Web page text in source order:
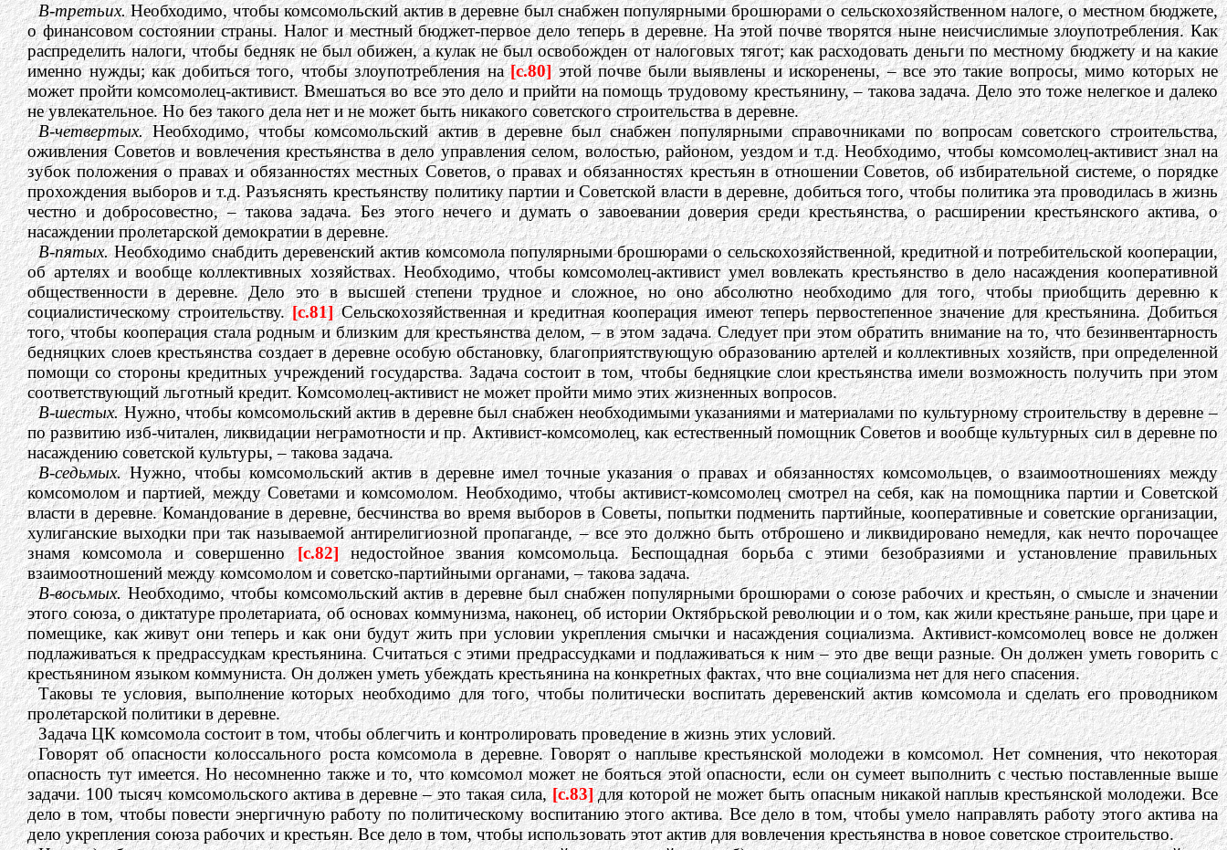
В-третьих.Необходимо, чтобы комсомольский актив в деревне был снабжен популярными брошюрами о сельскохозяйственном налоге, о местном бюджете,
о финансовом состоянии страны. Налог и местный бюджет-первое дело теперь в деревне. На этой почве творятся ныне неисчислимые злоупотребления. Как
распределить налоги, чтобы бедняк не был обижен, а кулак не был освобожден от налоговых тягот; как расходовать деньги по местному бюджету и на какие
именно нужды; как добиться того, чтобы злоупотребления на[c.80] этой почве были выявлены и искоренены, – все это такие вопросы, мимо которых не
может пройти комсомолец-активист. Вмешаться во все это дело и прийти на помощь трудовому крестьянину, – такова задача. Дело это тоже нелегкое и далеко
не увлекательное. Но без такого дела нет и не может быть никакого советского строительства в деревне.
В-четвертых.Необходимо, чтобы комсомольский актив в деревне был снабжен популярными справочниками по вопросам советского строительства,
оживления Советов и вовлечения крестьянства в дело управления селом, волостью, районом, уездом и т.д. Необходимо, чтобы комсомолец-активист знал на
зубок положения о правах и обязанностях местных Советов, о правах и обязанностях крестьян в отношении Советов, об избирательной системе, о порядке
прохождения выборов и т.д. Разъяснять крестьянству политику партии и Советской власти в деревне, добиться того, чтобы политика эта проводилась в жизнь
честно и добросовестно, – такова задача. Без этого нечего и думать о завоевании доверия среди крестьянства, о расширении крестьянского актива, о
насаждении пролетарской демократии в деревне.
В-пятых.Необходимо снабдить деревенский актив комсомола популярными брошюрами о сельскохозяйственной, кредитной и потребительской кооперации,
об артелях и вообще коллективных хозяйствах. Необходимо, чтобы комсомолец-активист умел вовлекать крестьянство в дело насаждения кооперативной
общественности в деревне. Дело это в высшей степени трудное и сложное, но оно абсолютно необходимо для того, чтобы приобщить деревню к
социалистическому строительству.[c.81] Сельскохозяйственная и кредитная кооперация имеют теперь первостепенное значение для крестьянина. Добиться
того, чтобы кооперация стала родным и близким для крестьянства делом, – в этом задача. Следует при этом обратить внимание на то, что безинвентарность
бедняцких слоев крестьянства создает в деревне особую обстановку, благоприятствующую образованию артелей и коллективных хозяйств, при определенной
помощи со стороны кредитных учреждений государства. Задача состоит в том, чтобы бедняцкие слои крестьянства имели возможность получить при этом
соответствующий льготный кредит. Комсомолец-активист не может пройти мимо этих жизненных вопросов.
В-шестых.Нужно, чтобы комсомольский актив в деревне был снабжен необходимыми указаниями и материалами по культурному строительству в деревне –
по развитию изб-читален, ликвидации неграмотности и пр. Активист-комсомолец, как естественный помощник Советов и вообще культурных сил в деревне по
насаждению советской культуры, – такова задача.
В-седьмых.Нужно, чтобы комсомольский актив в деревне имел точные указания о правах и обязанностях комсомольцев, о взаимоотношениях между
комсомолом и партией, между Советами и комсомолом. Необходимо, чтобы активист-комсомолец смотрел на себя, как на помощника партии и Советской
власти в деревне. Командование в деревне, бесчинства во время выборов в Советы, попытки подменить партийные, кооперативные и советские организации,
хулиганские выходки при так называемой антирелигиозной пропаганде, – все это должно быть отброшено и ликвидировано немедля, как нечто порочащее
знамя комсомола и совершенно[c.82]
недостойное звания комсомольца. Беспощадная борьба с этими безобразиями и установление правильных
взаимоотношений между комсомолом и советско-партийными органами, – такова задача.
В-восьмых.Необходимо, чтобы комсомольский актив в деревне был снабжен популярными брошюрами о союзе рабочих и крестьян, о смысле и значении
этого союза, о диктатуре пролетариата, об основах коммунизма, наконец, об истории Октябрьской революции и о том, как жили крестьяне раньше, при царе и
помещике, как живут они теперь и как они будут жить при условии укрепления смычки и насаждения социализма. Активист-комсомолец вовсе не должен
подлаживаться к предрассудкам крестьянина. Считаться с этими предрассудками и подлаживаться к ним – это две вещи разные. Он должен уметь говорить с
крестьянином языком коммуниста. Он должен уметь убеждать крестьянина на конкретных фактах, что вне социализма нет для него спасения.
Таковы те условия, выполнение которых необходимо для того, чтобы политически воспитать деревенский актив комсомола и сделать его проводником
пролетарской политики в деревне.
Задача ЦК комсомола состоит в том, чтобы облегчить и контролировать проведение в жизнь этих условий.
Говорят об опасности колоссального роста комсомола в деревне. Говорят о наплыве крестьянской молодежи в комсомол. Нет сомнения, что некоторая
опасность тут имеется. Но несомненно также и то, что комсомол может не бояться этой опасности, если он сумеет выполнить с честью поставленные выше
задачи. 100 тысяч комсомольского актива в деревне – это такая сила,[c.83] для которой не может быть опасным никакой наплыв крестьянской молодежи. Все
дело в том, чтобы повести энергичную работу по политическому воспитанию этого актива. Все дело в том, чтобы умело направлять работу этого актива на
дело укрепления союза рабочих и крестьян. Все дело в том, чтобы использовать этот актив для вовлечения крестьянства в новое советское строительство.